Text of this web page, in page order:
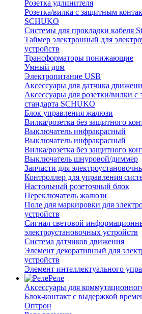
Розетка удлинителя
Розетка/вилка с защитным
SCHUKO
Системы для прокладки кабеля
Таймер электронный для
устройств
Трансформаторы понижающие
Умный дом
Электропитание USB
Аксессуары для датчика
Аксессуары для розетки/вилки
стандарта SCHUKO
Блок управления жалюзи
Вилка/розетка без защитного
Выключатель инфракрасный
Выключатель инфракрасный
Вилка/розетка без защитного
Выключатель шнуровой/диммер
Запчасти для
Контроллер для управления
Настольный розеточный блок
Переключатель жалюзи
Поле для маркировки для
устройств
Сигнал световой
электроустановочных устройств
Система датчиков движения
Элемент декоративный для
устройств
Элемент интеллектуального
Реле
Аксессуары для
Блок-контакт с выдержкой
Оптрон